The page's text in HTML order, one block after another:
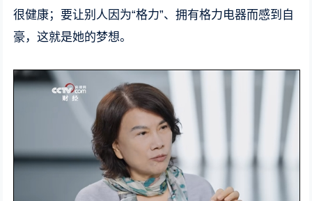
很健康；要让别人因为“格力”、拥有格力电器而感到自
豪，这就是她的梦想。